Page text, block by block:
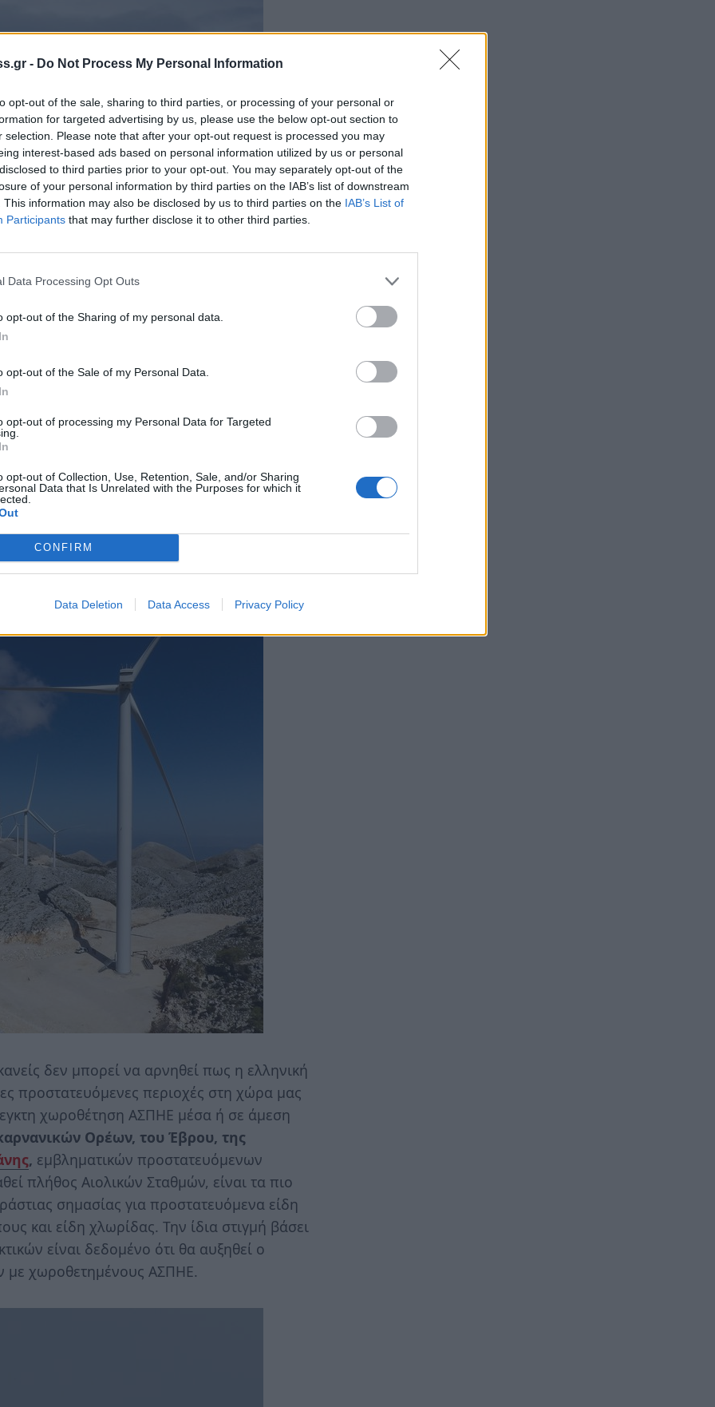
- Do Not Process My Personal Information
opt-out of the sale, sharing to third parties, or processing of your personal or
for targeted advertising by us, please use the below opt-out section to
selection. Please note that after your opt-out request is processed you may
interest-based ads based on personal information utilized by us or personal
to third parties prior to your opt-out. You may separately opt-out of the
of your personal information by third parties on the IAB’s list of downstream
This information may also be disclosed by us to third parties on the IAB’s List of
Participants that may further disclose it to other third parties.
Data Processing Opt Outs
opt-out of the Sharing of my personal data.
opt-out of the Sale of my Personal Data.
opt-out of processing my Personal Data for Targeted
opt-out of Collection, Use, Retention, Sale, and/or Sharing
Data that Is Unrelated with the Purposes for which it
CONFIRM
Data Deletion Data Access Privacy Policy
Επιτροπή είχε κάνει συστάσεις στη
το 2014. Μετά από εννέα χρόνια και
και αντίστοιχες σκόπιμες
η Ελλάδα έλαβε αιτιολογημένη γνώμη
για να απαντήσει και να λάβει τα
και η αιτιολογημένη γνώμη είναι τα
Επιτροπή όταν διαπιστώνει ότι χώρες
βήμα είναι η παραπομπή της χώρας
δεν μπορεί να αρνηθεί πως η ελληνική
προστατευόμενες περιοχές στη χώρα μας
χωροθέτηση ΑΣΠΗΕ μέσα ή σε άμεση
Ορέων, του Έβρου, της
, εμβληματικών προστατευόμενων
πλήθος Αιολικών Σταθμών, είναι τα πιο
σημασίας για προστατευόμενα είδη
και είδη χλωρίδας. Την ίδια στιγμή βάσει
είναι δεδομένο ότι θα αυξηθεί ο
με χωροθετημένους ΑΣΠΗΕ.